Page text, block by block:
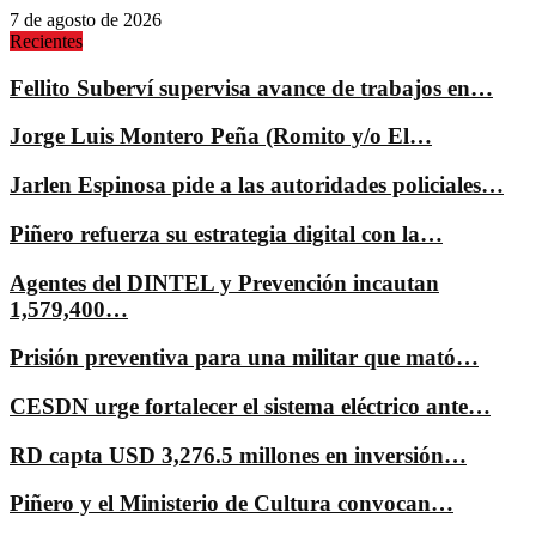
7 de agosto de 2026
Recientes
Fellito Suberví supervisa avance de trabajos en…
Jorge Luis Montero Peña (Romito y/o El…
Jarlen Espinosa pide a las autoridades policiales…
Piñero refuerza su estrategia digital con la…
Agentes del DINTEL y Prevención incautan
1,579,400…
Prisión preventiva para una militar que mató…
CESDN urge fortalecer el sistema eléctrico ante…
RD capta USD 3,276.5 millones en inversión…
Piñero y el Ministerio de Cultura convocan…